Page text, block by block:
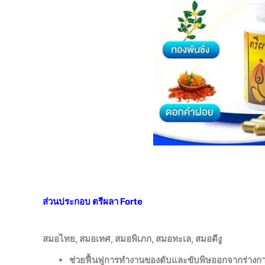
ส่วนประกอบ ตรีผลา Forte
สมอไทย, สมอเทศ, สมอพิเภก, สมอทะเล, สมอดีงู
ช่วยฟื้นฟูการทำงานของตับและขับพิษออกจากร่างก